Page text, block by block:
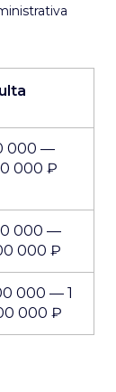
000 —
000 ₽
000 —
000 ₽
000 — 1
000 ₽